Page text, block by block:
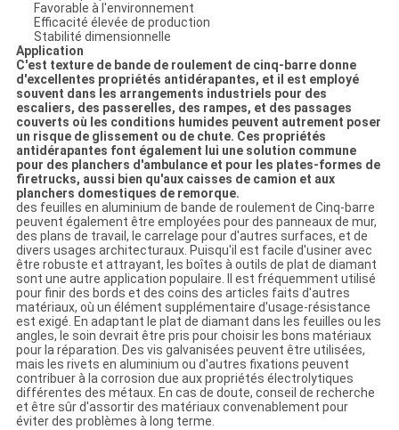
Favorable à l'environnement
Efficacité élevée de production
Stabilité dimensionnelle
Application
C'est texture de bande de roulement de cinq-barre donne
d'excellentes propriétés antidérapantes, et il est employé
souvent dans les arrangements industriels pour des
escaliers, des passerelles, des rampes, et des passages
couverts où les conditions humides peuvent autrement poser
un risque de glissement ou de chute. Ces propriétés
antidérapantes font également lui une solution commune
pour des planchers d'ambulance et pour les plates-formes de
firetrucks, aussi bien qu'aux caisses de camion et aux
planchers domestiques de remorque.
des feuilles en aluminium de bande de roulement de Cinq-barre
peuvent également être employées pour des panneaux de mur,
des plans de travail, le carrelage pour d'autres surfaces, et de
divers usages architecturaux. Puisqu'il est facile d'usiner avec
être robuste et attrayant, les boîtes à outils de plat de diamant
sont une autre application populaire. Il est fréquemment utilisé
pour finir des bords et des coins des articles faits d'autres
matériaux, où un élément supplémentaire d'usage-résistance
est exigé. En adaptant le plat de diamant dans les feuilles ou les
angles, le soin devrait être pris pour choisir les bons matériaux
pour la réparation. Des vis galvanisées peuvent être utilisées,
mais les rivets en aluminium ou d'autres fixations peuvent
contribuer à la corrosion due aux propriétés électrolytiques
différentes des métaux. En cas de doute, conseil de recherche
et être sûr d'assortir des matériaux convenablement pour
éviter des problèmes à long terme.